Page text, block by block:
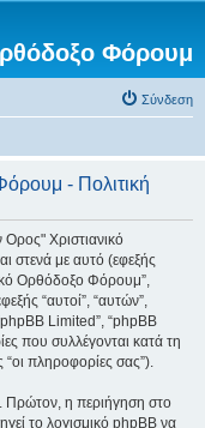
Φόρουμ
Σύνδεση
- Πολιτική
Ορος" Χριστιανικό
στενά με αυτό (εφεξής
Ορθόδοξο Φόρουμ”,
“αυτοί”, “αυτών”,
Limited”, “phpBB
που συλλέγονται κατά τη
πληροφορίες σας”).
Πρώτον, η περιήγηση στο
το λογισμικό phpBB να